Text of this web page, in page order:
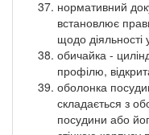
нормативний
встановлює
щодо діяльності
обичайка -
профілю,
оболонка
складається з
посудини або